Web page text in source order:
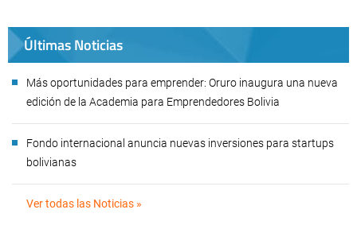
Últimas Noticias
Más oportunidades para emprender: Oruro inaugura una nueva
edición de la Academia para Emprendedores Bolivia
Fondo internacional anuncia nuevas inversiones para startups
bolivianas
Ver todas las Noticias »